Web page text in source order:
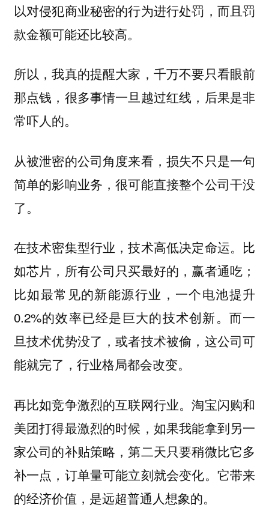
以对侵犯商业秘密的行为进行处罚，而且罚
款金额可能还比较高。
所以，我真的提醒大家，千万不要只看眼前
那点钱，很多事情一旦越过红线，后果是非
常吓人的。
从被泄密的公司角度来看，损失不只是一句
简单的影响业务，很可能直接整个公司干没
了。
在技术密集型行业，技术高低决定命运。比
如芯片，所有公司只买最好的，赢者通吃；
比如最常见的新能源行业，一个电池提升
0.2%的效率已经是巨大的技术创新。而一
旦技术优势没了，或者技术被偷，这公司可
能就完了，行业格局都会改变。
再比如竞争激烈的互联网行业。淘宝闪购和
美团打得最激烈的时候，如果我能拿到另一
家公司的补贴策略，第二天只要稍微比它多
补一点，订单量可能立刻就会变化。它带来
的经济价值，是远超普通人想象的。